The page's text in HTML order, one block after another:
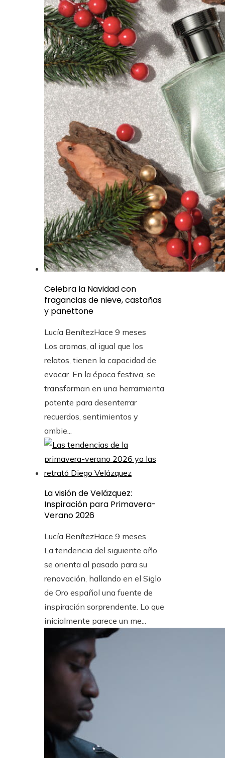
Celebra la Navidad con
fragancias de nieve, castañas
y panettone
Lucía BenítezHace 9 meses
Los aromas, al igual que los
relatos, tienen la capacidad de
evocar. En la época festiva, se
transforman en una herramienta
potente para desenterrar
recuerdos, sentimientos y
ambie...
La visión de Velázquez:
Inspiración para Primavera-
Verano 2026
Lucía BenítezHace 9 meses
La tendencia del siguiente año
se orienta al pasado para su
renovación, hallando en el Siglo
de Oro español una fuente de
inspiración sorprendente. Lo que
inicialmente parece un me...